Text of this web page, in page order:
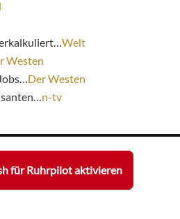
Welt
Westen
Der Westen
n-tv
für Ruhrpilot aktivieren